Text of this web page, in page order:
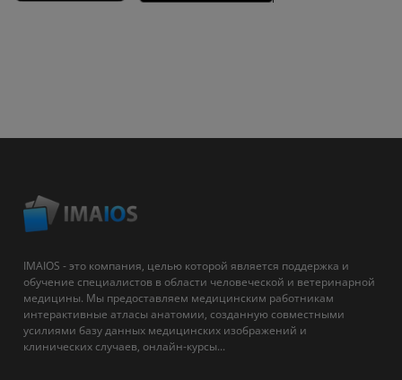
IMAIOS - это компания, целью которой является поддержка и
обучение специалистов в области человеческой и ветеринарной
медицины. Мы предоставляем медицинским работникам
интерактивные атласы анатомии, созданную совместными
усилиями базу данных медицинских изображений и
клинических случаев, онлайн-курсы...